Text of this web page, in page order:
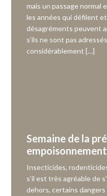
mais un passage normal
les années qui défilent
désagréments peuvent
s’ils ne sont pas
considérablement […]
Semaine de la
Insecticides,
s’il est très agréable de
dehors, certains